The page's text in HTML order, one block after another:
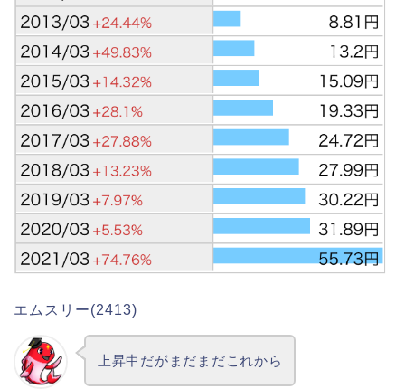
エムスリー(2413)
上昇中だがまだまだこれから